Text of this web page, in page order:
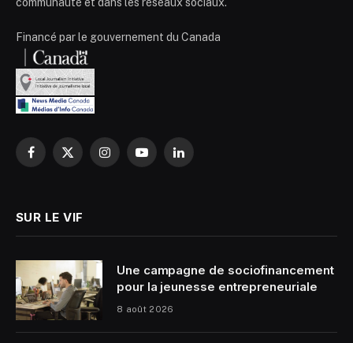
Financé par le gouvernement du Canada
Facebook
X
InstagramYouTubeLinkedIn
SUR LE VIF
Une campagne de sociofinancement
pour la jeunesse entrepreneuriale
8 août 2026